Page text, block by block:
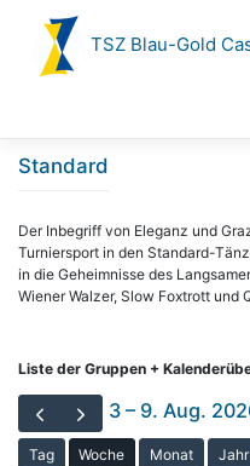
springen
TSZ Blau-Gold
Standard
Der Inbegriff von Eleganz und
Turniersport in den Standard-
in die Geheimnisse des
Wiener Walzer, Slow Foxtrott und
Liste der Gruppen +
3 – 9. Aug.
Tag Woche Monat Jahr